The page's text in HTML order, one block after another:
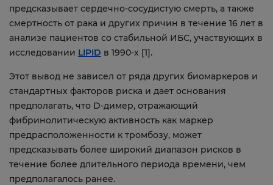
предсказывает сердечно-сосудистую смерть, а также
смертность от рака и других причин в течение 16 лет в
анализе пациентов со стабильной ИБС, участвующих в
исследовании LIPID в 1990-х [1].
Этот вывод не зависел от ряда других биомаркеров и
стандартных факторов риска и дает основания
предполагать, что D-димер, отражающий
фибринолитическую активность как маркер
предрасположенности к тромбозу, может
предсказывать более широкий диапазон рисков в
течение более длительного периода времени, чем
предполагалось ранее.